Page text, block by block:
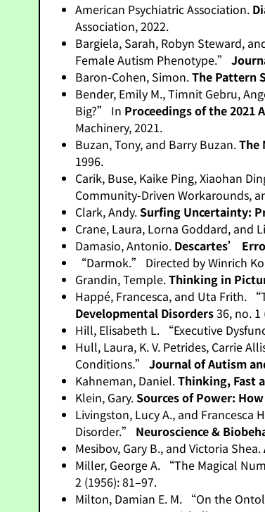
American Psychiatric Association.
Association, 2022.
Bargiela, Sarah, Robyn Steward,
Female Autism Phenotype.”
Baron-Cohen, Simon.The Pattern
Bender, Emily M., Timnit Gebru,
Big?” In Proceedings of the 2021
Machinery, 2021.
Buzan, Tony, and Barry Buzan.The
1996.
Carik, Buse, Kaike Ping, Xiaohan
Community-Driven Workarounds,
Clark, Andy.Surfing Uncertainty:
Crane, Laura, Lorna Goddard,
Damasio, Antonio. Descartes’
“Darmok.” Directed by Winrich
Grandin, Temple.Thinking in
Happé, Francesca, and Uta Frith.
Developmental Disorders36, no. 1
Hill, Elisabeth L. “Executive
Hull, Laura, K. V. Petrides, Carrie
Conditions.”Journal of Autism
Kahneman, Daniel.Thinking, Fast
Klein, Gary.Sources of Power:
Livingston, Lucy A., and
Disorder.” Neuroscience &
Mesibov, Gary B., and Victoria Shea.
Miller, George A. “The Magical
2 (1956): 81–97.
Milton, Damian E. M. “On the